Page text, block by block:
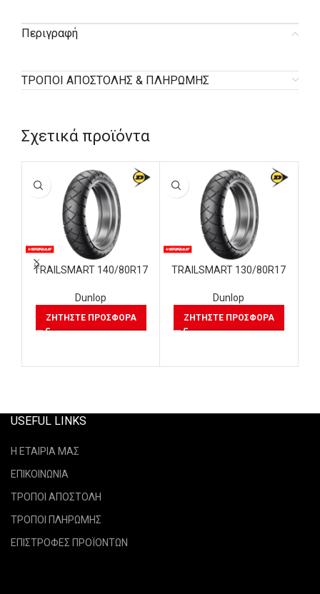
Περιγραφή
ΤΡΟΠΟΙ ΑΠΟΣΤΟΛΗΣ & ΠΛΗΡΩΜΗΣ
Σχετικά προϊόντα
TRAILSMART 140/80R17
Dunlop
ΖΗΤΉΣΤΕ ΠΡΟΣΦΟΡΆ
TRAILSMART 130/80R17
Dunlop
ΖΗΤΉΣΤΕ ΠΡΟΣΦΟΡΆ
USEFUL LINKS
Η ΕΤΑΙΡΙΑ ΜΑΣ
ΕΠΙΚΟΙΝΩΝΙΑ
ΤΡΟΠΟΙ ΑΠΟΣΤΟΛΗ
ΤΡΟΠΟΙ ΠΛΗΡΩΜΗΣ
ΕΠΙΣΤΡΟΦΕΣ ΠΡΟΪΟΝΤΩΝ